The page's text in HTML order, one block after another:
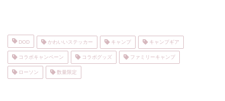
DOD かわいいステッカー キャンプ キャンプギア
コラボキャンペーン コラボグッズ ファミリーキャンプ
ローソン 数量限定